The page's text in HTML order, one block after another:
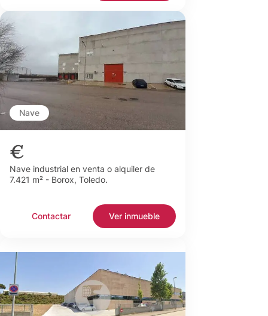
Nave
€
Nave industrial en venta o alquiler de
7.421 m² - Borox, Toledo.
Contactar Ver inmueble